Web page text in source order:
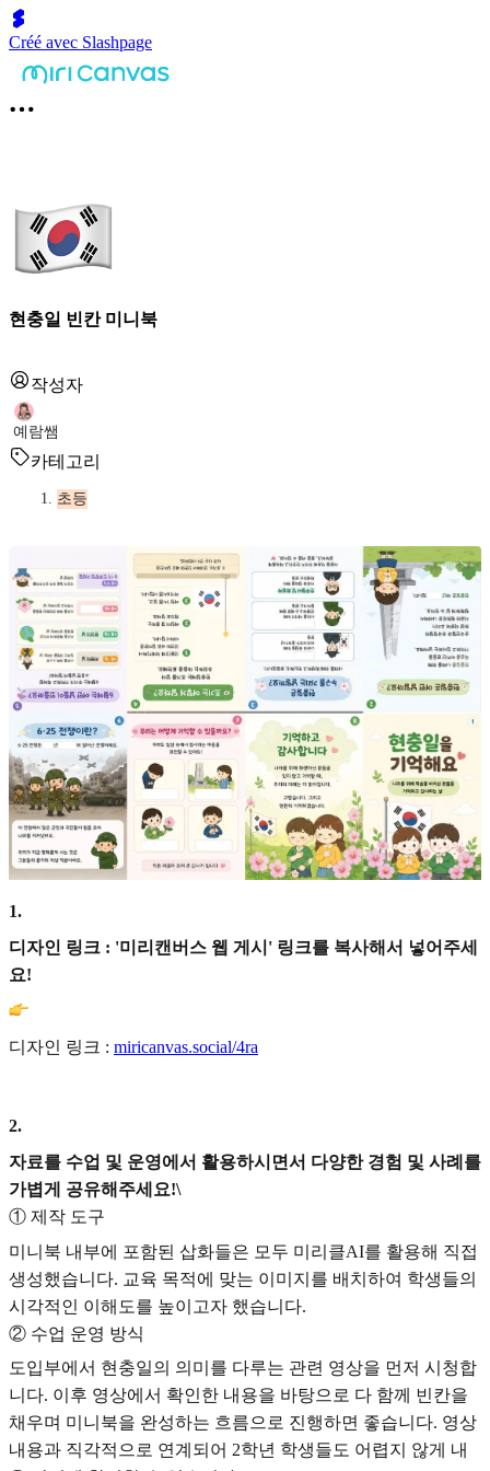
Créé avec Slashpage
현충일 빈칸 미니북
작성자
예람쌤
카테고리
초등
1.
디자인 링크 : '미리캔버스 웹 게시' 링크를 복사해서 넣어주세
요!
디자인 링크 : miricanvas.social/4ra
2.
자료를 수업 및 운영에서 활용하시면서 다양한 경험 및 사례를
가볍게 공유해주세요!\
① 제작 도구
미니북 내부에 포함된 삽화들은 모두 미리클AI를 활용해 직접
생성했습니다. 교육 목적에 맞는 이미지를 배치하여 학생들의
시각적인 이해도를 높이고자 했습니다.
② 수업 운영 방식
도입부에서 현충일의 의미를 다루는 관련 영상을 먼저 시청합
니다. 이후 영상에서 확인한 내용을 바탕으로 다 함께 빈칸을
채우며 미니북을 완성하는 흐름으로 진행하면 좋습니다. 영상
내용과 직각적으로 연계되어 2학년 학생들도 어렵지 않게 내